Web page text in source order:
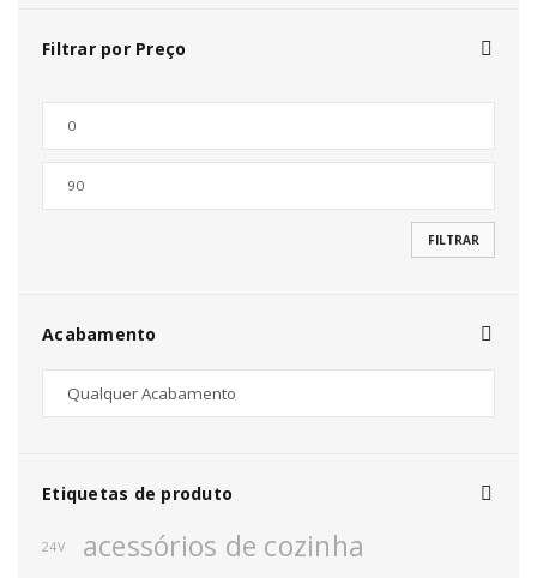
Filtrar por Preço
FILTRAR
Acabamento
Etiquetas de produto
24V acessórios de cozinha